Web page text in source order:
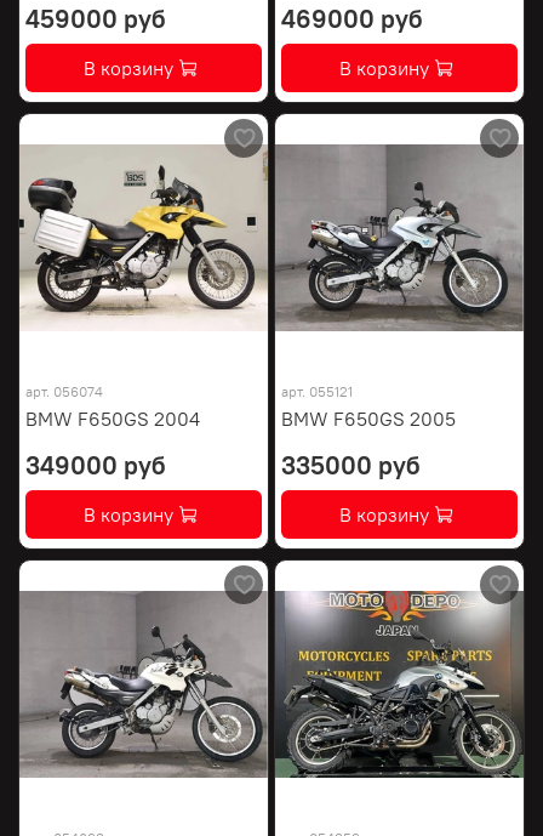
459000 руб
В корзину
469000 руб
В корзину
арт. 056074
BMW F650GS 2004
349000 руб
В корзину
арт. 055121
BMW F650GS 2005
335000 руб
В корзину